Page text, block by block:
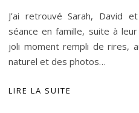
J’ai retrouvé Sarah, David
séance en famille, suite à
joli moment rempli de rires,
naturel et des photos…
LIRE LA SUITE